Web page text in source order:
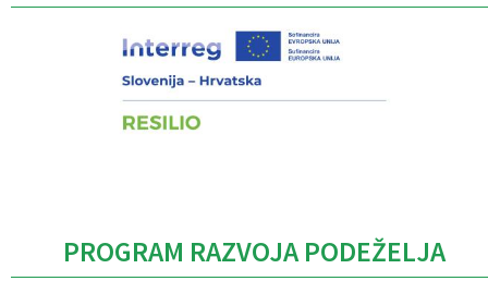
PROGRAM RAZVOJA PODEŽELJA